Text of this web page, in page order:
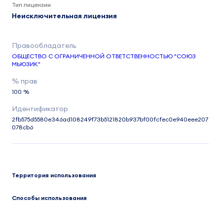
Тип лицензии
Неисключительная лицензия
ОБЩЕСТВО С ОГРАНИЧЕННОЙ ОТВЕТСТВЕННОСТЬЮ "СОЮЗ
МЬЮЗИК"
100 %
2fb575d5580e346ad108249f73b5121820b937bf00fcfec0e940eee207
078cb6
Территория использования
Способы использования